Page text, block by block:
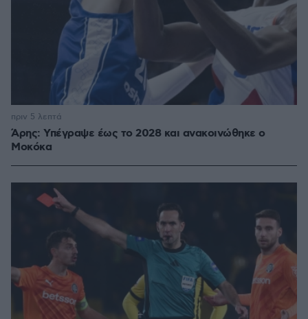
Άρης: Υπέγραψε έως το 2028 και ανακοινώθηκε ο
Μοκόκα
πριν 5 λεπτά